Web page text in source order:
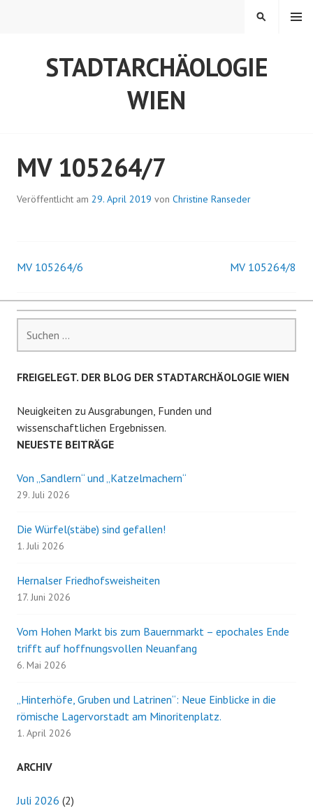
STADTARCHÄOLOGIE
WIEN
MENÜ
SUCHEN
MV 105264/7
Veröffentlicht am 29. April 2019 von Christine Ranseder
Beitrags-
Navigation
MV 105264/6 MV 105264/8
nach:
FREIGELEGT. DER BLOG DER STADTARCHÄOLOGIE WIEN
Neuigkeiten zu Ausgrabungen, Funden und
wissenschaftlichen Ergebnissen.
NEUESTE BEITRÄGE
Von „Sandlern“ und „Katzelmachern“
29. Juli 2026
Die Würfel(stäbe) sind gefallen!
1. Juli 2026
Hernalser Friedhofsweisheiten
17. Juni 2026
Vom Hohen Markt bis zum Bauernmarkt – epochales Ende
trifft auf hoffnungsvollen Neuanfang
6. Mai 2026
„Hinterhöfe, Gruben und Latrinen“: Neue Einblicke in die
römische Lagervorstadt am Minoritenplatz.
1. April 2026
ARCHIV
Juli 2026 (2)